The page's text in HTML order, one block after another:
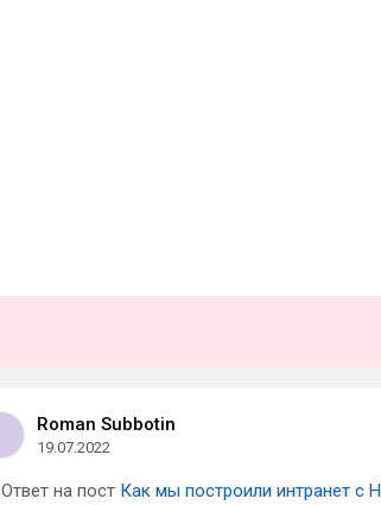
Roman Subbotin
19.07.2022
Ответ на пост Как мы построили интранет с